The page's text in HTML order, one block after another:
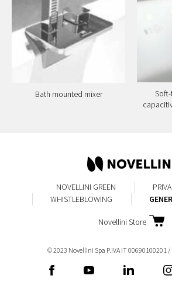
Bath mounted mixer
NOVELLINI GREEN
WHISTLEBLOWING
Novellini Store
© 2023 Novellini Spa P.IVA IT 00690100201 /